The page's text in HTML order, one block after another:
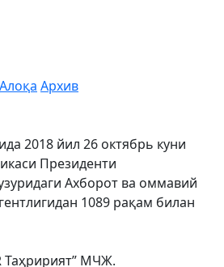
Алоқа Архив
2018 йил 26 октябрь куни
Президенти
Ахборот ва оммавий
1089 рақам билан
Таҳририят” МЧЖ.